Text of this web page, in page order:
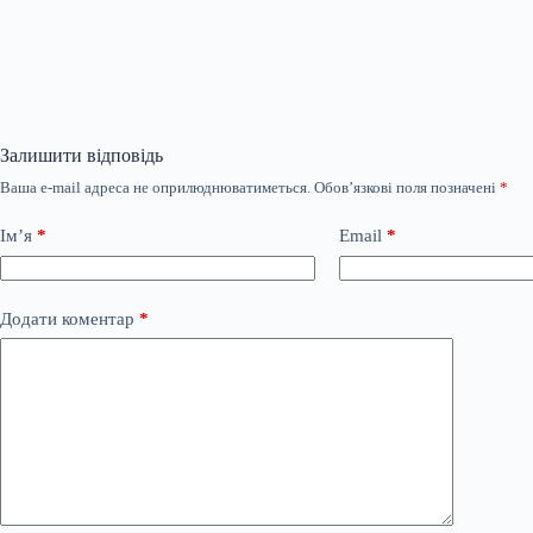
Залишити відповідь
Ваша e-mail адреса не оприлюднюватиметься. Обов’язкові поля позначені *
Ім’я * Email *
Додати коментар *